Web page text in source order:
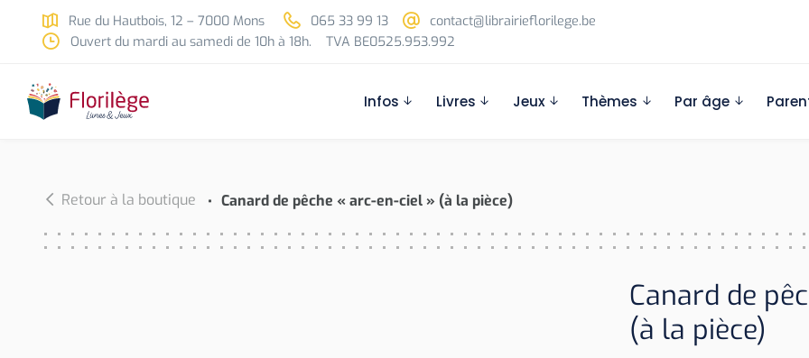
Skip to main content
Rue du Hautbois, 12 – 7000 Mons 065 33 99 13
contact@librairieflorilege.be
Ouvert du mardi au samedi de 10h à 18h.
TVA BE0525.953.992
Infos Livres Jeux Thèmes Par âge
Retour à la boutique Canard de pêche « arc-en-ciel » (à la pièce)
Canard de
(à la pièce)